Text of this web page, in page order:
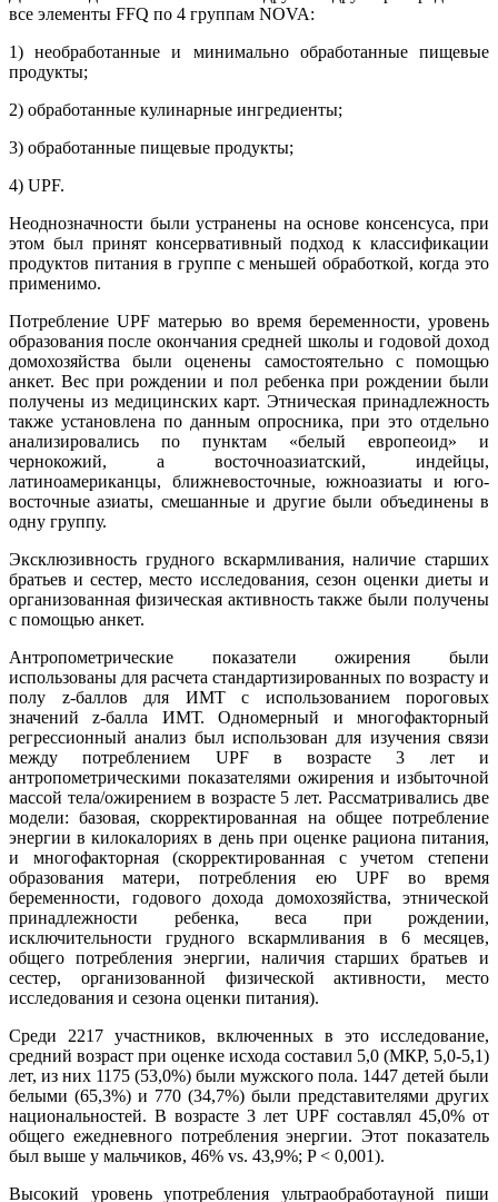
все элементы FFQ по 4 группам NOVA:
1) необработанные и минимально обработанные пищевые
продукты;
2) обработанные кулинарные ингредиенты;
3) обработанные пищевые продукты;
4) UPF.
Неоднозначности были устранены на основе консенсуса, при
этом был принят консервативный подход к классификации
продуктов питания в группе с меньшей обработкой, когда это
применимо.
Потребление UPF матерью во время беременности, уровень
образования после окончания средней школы и годовой доход
домохозяйства были оценены самостоятельно с помощью
анкет. Вес при рождении и пол ребенка при рождении были
получены из медицинских карт. Этническая принадлежность
также установлена по данным опросника, при это отдельно
анализировались по пунктам «белый европеоид» и
чернокожий, а восточноазиатский, индейцы,
латиноамериканцы, ближневосточные, южноазиаты и юго-
восточные азиаты, смешанные и другие были объединены в
одну группу.
Эксклюзивность грудного вскармливания, наличие старших
братьев и сестер, место исследования, сезон оценки диеты и
организованная физическая активность также были получены
с помощью анкет.
Антропометрические показатели ожирения были
использованы для расчета стандартизированных по возрасту и
полу z-баллов для ИМТ с использованием пороговых
значений z-балла ИМТ. Одномерный и многофакторный
регрессионный анализ был использован для изучения связи
между потреблением UPF в возрасте 3 лет и
антропометрическими показателями ожирения и избыточной
массой тела/ожирением в возрасте 5 лет. Рассматривались две
модели: базовая, скорректированная на общее потребление
энергии в килокалориях в день при оценке рациона питания,
и многофакторная (скорректированная с учетом степени
образования матери, потребления ею UPF во время
беременности, годового дохода домохозяйства, этнической
принадлежности ребенка, веса при рождении,
исключительности грудного вскармливания в 6 месяцев,
общего потребления энергии, наличия старших братьев и
сестер, организованной физической активности, место
исследования и сезона оценки питания).
Среди 2217 участников, включенных в это исследование,
средний возраст при оценке исхода составил 5,0 (МКР, 5,0-5,1)
лет, из них 1175 (53,0%) были мужского пола. 1447 детей были
белыми (65,3%) и 770 (34,7%) были представителями других
национальностей. В возрасте 3 лет UPF составлял 45,0% от
общего ежедневного потребления энергии. Этот показатель
был выше у мальчиков, 46% vs. 43,9%; P < 0,001).
Высокий уровень употребления ультраобработаyной пиши